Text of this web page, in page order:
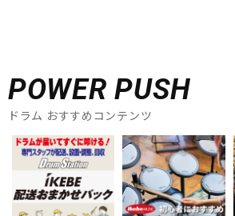
POWER PUSH
ドラム おすすめコンテンツ